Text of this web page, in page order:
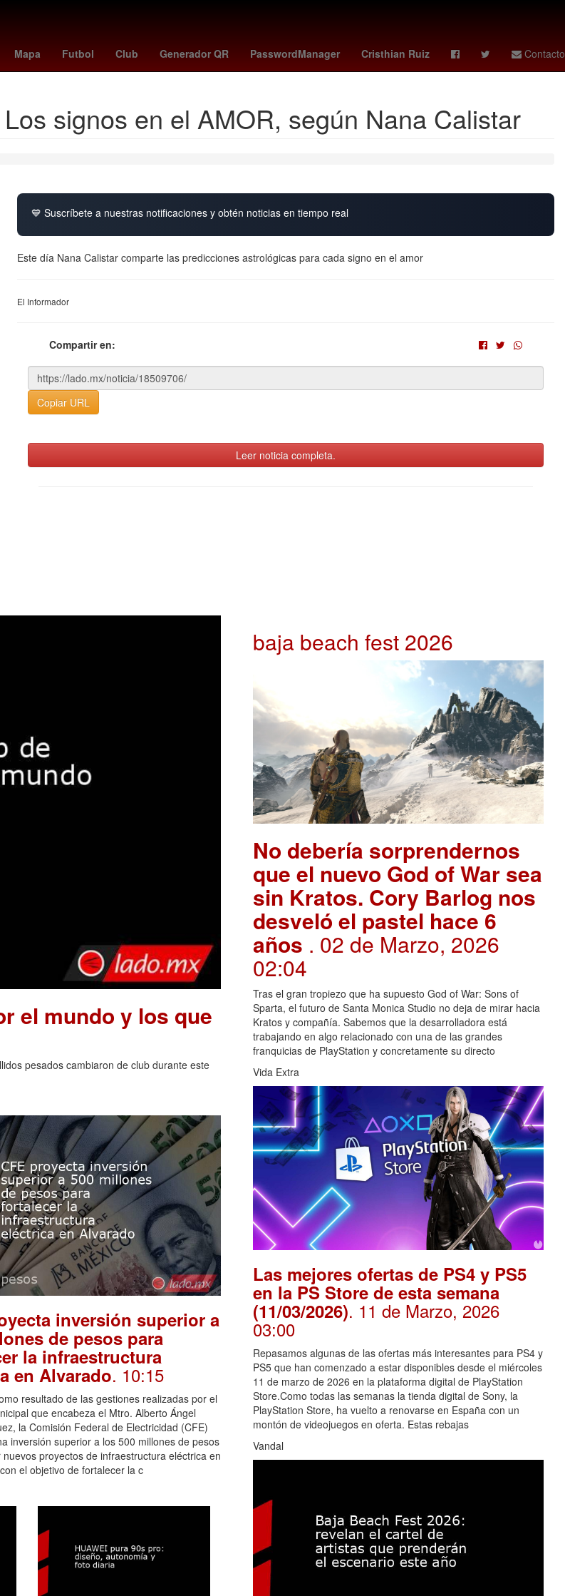
Mapa Futbol Club Generador QR PasswordManager Cristhian Ruiz Contacto
Brasil China frankfurt - hoffenheim #OndaDeCalor Selección de fútbol de Gabón Marc Cucurella
signos en el AMOR, según Nana Calistar
💙 Suscríbete a nuestras notificaciones y obtén noticias en tiempo real
Este día Nana Calistar comparte las predicciones astrológicas para cada signo en el amor
El Informador
Compartir en:
Copiar URL
Leer noticia completa.
el mundo y los que
pesados cambiaron de club durante este
inversión superior a
de pesos para
la infraestructura
en Alvarado. 10:15
resultado de las gestiones realizadas por el
que encabeza el Mtro. Alberto Ángel
la Comisión Federal de Electricidad (CFE)
inversión superior a los 500 millones de pesos
proyectos de infraestructura eléctrica en
el objetivo de fortalecer la c
baja beach fest 2026
No debería sorprendernos
que el nuevo God of War sea
sin Kratos. Cory Barlog nos
desveló el pastel hace 6
años . 02 de Marzo, 2026
02:04
Tras el gran tropiezo que ha supuesto God of War: Sons of
Sparta, el futuro de Santa Monica Studio no deja de mirar hacia
Kratos y compañía. Sabemos que la desarrolladora está
trabajando en algo relacionado con una de las grandes
franquicias de PlayStation y concretamente su directo
Vida Extra
Las mejores ofertas de PS4 y PS5
en la PS Store de esta semana
(11/03/2026). 11 de Marzo, 2026
03:00
Repasamos algunas de las ofertas más interesantes para PS4 y
PS5 que han comenzado a estar disponibles desde el miércoles
11 de marzo de 2026 en la plataforma digital de PlayStation
Store.Como todas las semanas la tienda digital de Sony, la
PlayStation Store, ha vuelto a renovarse en España con un
montón de videojuegos en oferta. Estas rebajas
Vandal